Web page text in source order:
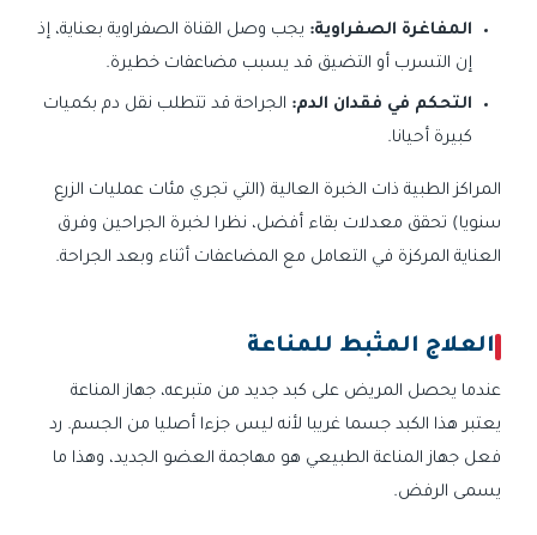
المفاغرة الصفراوية: يجب وصل القناة الصفراوية بعناية، إذ
إن التسرب أو التضيق قد يسبب مضاعفات خطيرة.
التحكم في فقدان الدم: الجراحة قد تتطلب نقل دم بكميات
كبيرة أحيانا.
المراكز الطبية ذات الخبرة العالية (التي تجري مئات عمليات الزرع
سنويا) تحقق معدلات بقاء أفضل، نظرا لخبرة الجراحين وفرق
العناية المركزة في التعامل مع المضاعفات أثناء وبعد الجراحة.
العلاج المثبط للمناعة
عندما يحصل المريض على كبد جديد من متبرعه، جهاز المناعة
يعتبر هذا الكبد جسما غريبا لأنه ليس جزءا أصليا من الجسم. رد
فعل جهاز المناعة الطبيعي هو مهاجمة العضو الجديد، وهذا ما
يسمى الرفض.